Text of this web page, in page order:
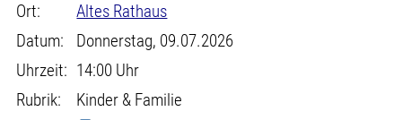
Ort:
Altes Rathaus
Datum:
Donnerstag, 09.07.2026
Uhrzeit: 14:00 Uhr
Rubrik:
Kinder & Familie